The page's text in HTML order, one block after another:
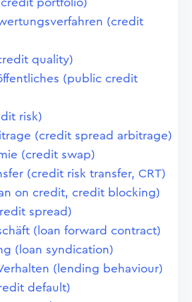
portfolio)
(credit
quality)
(public credit
risk)
(credit spread arbitrage)
(credit swap)
(credit risk transfer, CRT)
on credit, credit blocking)
spread)
(loan forward contract)
(loan syndication)
(lending behaviour)
default)